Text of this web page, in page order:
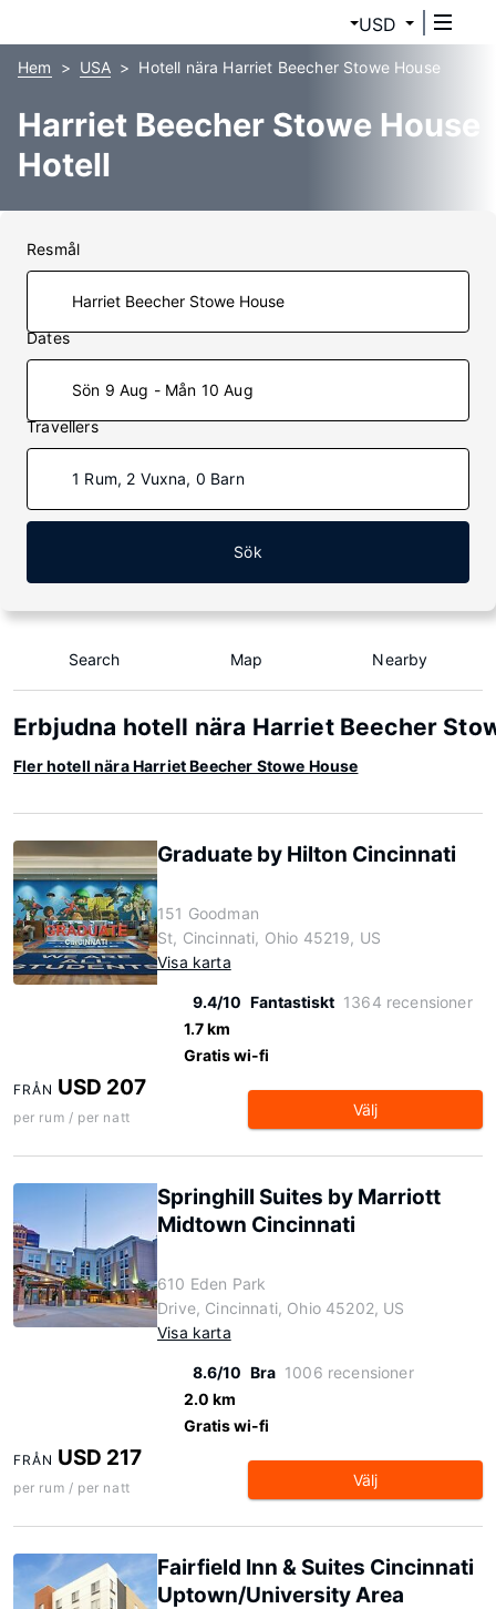
USD
Hem USA Hotell nära Harriet Beecher Stowe House
Harriet Beecher Stowe House
Hotell
Resmål
Dates
Sön 9 Aug - Mån 10 Aug
Travellers
1 Rum, 2 Vuxna, 0 Barn
Sök
Search Map Nearby
Erbjudna hotell nära Harriet Beecher
Fler hotell nära Harriet Beecher Stowe House
Graduate by Hilton Cincinnati
151 Goodman
St, Cincinnati, Ohio 45219, US
Visa karta
9.4/10 Fantastiskt 1364 recensioner
1.7 km
Gratis wi-fi
FRÅN USD 207
per rum / per natt Välj
Springhill Suites by Marriott
Midtown Cincinnati
610 Eden Park
Drive, Cincinnati, Ohio 45202, US
Visa karta
8.6/10 Bra 1006 recensioner
2.0 km
Gratis wi-fi
FRÅN USD 217
per rum / per natt Välj
Fairfield Inn & Suites Cincinnati
Uptown/University Area